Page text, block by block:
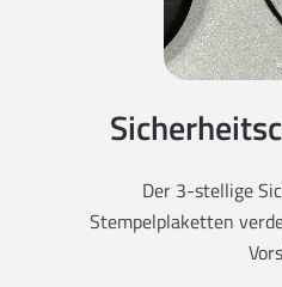
Der 3-stellige
Stempelplaketten